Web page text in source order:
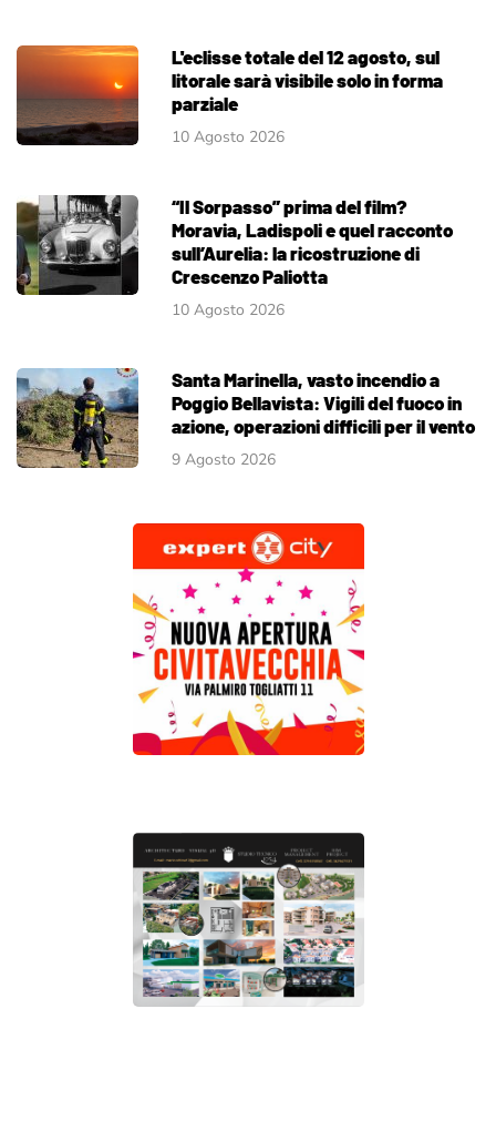
L'eclisse totale del 12 agosto, sul
litorale sarà visibile solo in forma
parziale
10 Agosto 2026
“Il Sorpasso” prima del film?
Moravia, Ladispoli e quel racconto
sull’Aurelia: la ricostruzione di
Crescenzo Paliotta
10 Agosto 2026
Santa Marinella, vasto incendio a
Poggio Bellavista: Vigili del fuoco in
azione, operazioni difficili per il vento
9 Agosto 2026